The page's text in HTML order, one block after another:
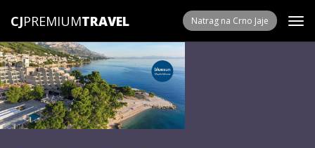
CJPREMIUM Natrag na Crno Jaje